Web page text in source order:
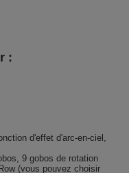
:
d'effet d'arc-en-ciel,
9 gobos de rotation
(vous pouvez choisir